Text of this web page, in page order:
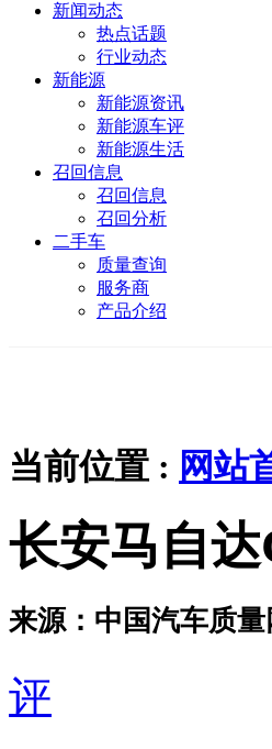
新闻动态
热点话题
行业动态
新能源
新能源资讯
新能源车评
新能源生活
召回信息
召回信息
召回分析
二手车
质量查询
服务商
产品介绍
当前位置 : 网站
长安马自
来源：中国汽车质量
评